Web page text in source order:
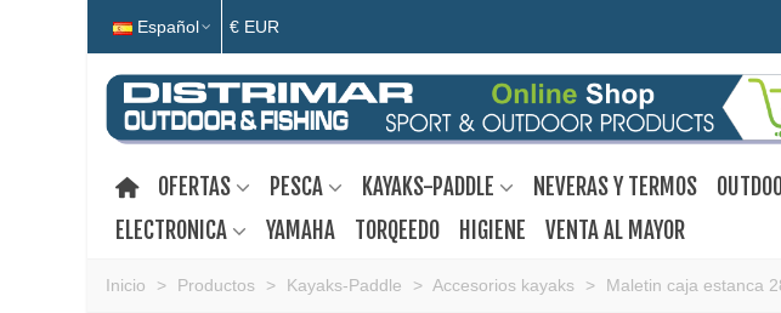
Español € EUR
OFERTAS PESCA KAYAKS-PADDLE NEVERAS Y TERMOS
ELECTRONICA
YAMAHA TORQEEDO HIGIENE VENTA AL MAYOR
Inicio > Productos > Kayaks-Paddle > Accesorios kayaks > Maletin caja estanca